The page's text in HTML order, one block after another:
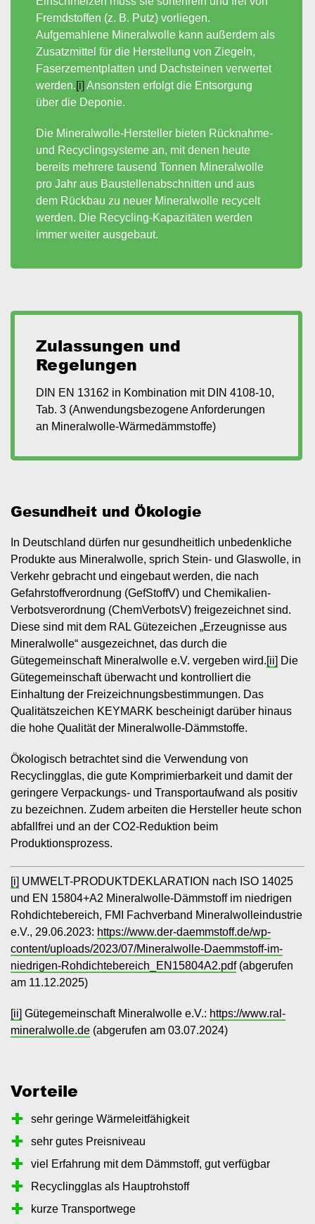
Fremdstoffen (z. B. Putz) vorliegen.
Aufgemahlene Mineralwolle kann außerdem als
Zusatzmittel für die Herstellung von Ziegeln,
Faserzementplatten und Dachsteinen verwertet
werden.[i] Ansonsten erfolgt die Entsorgung
über die Deponie.
Die Mineralwolle-Hersteller bieten Rücknahme-
und Recyclingsysteme an, mit denen heute
bereits mehrere tausend Tonnen Mineralwolle
pro Jahr aus Baustellenabschnitten und aus
dem Rückbau zu neuer Mineralwolle recycelt
werden. Die Recycling-Kapazitäten werden
immer weiter ausgebaut.
Zulassungen und
Regelungen
DIN EN 13162 in Kombination mit DIN 4108-10,
Tab. 3 (Anwendungsbezogene Anforderungen
an Mineralwolle-Wärmedämmstoffe)
Gesundheit und Ökologie
In Deutschland dürfen nur gesundheitlich unbedenkliche
Produkte aus Mineralwolle, sprich Stein- und Glaswolle, in
Verkehr gebracht und eingebaut werden, die nach
Gefahrstoffverordnung (GefStoffV) und Chemikalien-
Verbotsverordnung (ChemVerbotsV) freigezeichnet sind.
Diese sind mit dem RAL Gütezeichen „Erzeugnisse aus
Mineralwolle“ ausgezeichnet, das durch die
Gütegemeinschaft Mineralwolle e.V. vergeben wird.[ii] Die
Gütegemeinschaft überwacht und kontrolliert die
Einhaltung der Freizeichnungsbestimmungen. Das
Qualitätszeichen KEYMARK bescheinigt darüber hinaus
die hohe Qualität der Mineralwolle-Dämmstoffe.
Ökologisch betrachtet sind die Verwendung von
Recyclingglas, die gute Komprimierbarkeit und damit der
geringere Verpackungs- und Transportaufwand als positiv
zu bezeichnen. Zudem arbeiten die Hersteller heute schon
abfallfrei und an der CO2-Reduktion beim
Produktionsprozess.
[i] UMWELT-PRODUKTDEKLARATION nach ISO 14025
und EN 15804+A2 Mineralwolle-Dämmstoff im niedrigen
Rohdichtebereich, FMI Fachverband Mineralwolleindustrie
e.V., 29.06.2023: https://www.der-daemmstoff.de/wp-
content/uploads/2023/07/Mineralwolle-Daemmstoff-im-
niedrigen-Rohdichtebereich_EN15804A2.pdf(abgerufen
am 11.12.2025)
[ii] Gütegemeinschaft Mineralwolle e.V.: https://www.ral-
mineralwolle.de (abgerufen am 03.07.2024)
Vorteile
sehr geringe Wärmeleitfähigkeit
sehr gutes Preisniveau
viel Erfahrung mit dem Dämmstoff, gut verfügbar
Recyclingglas als Hauptrohstoff
kurze Transportwege